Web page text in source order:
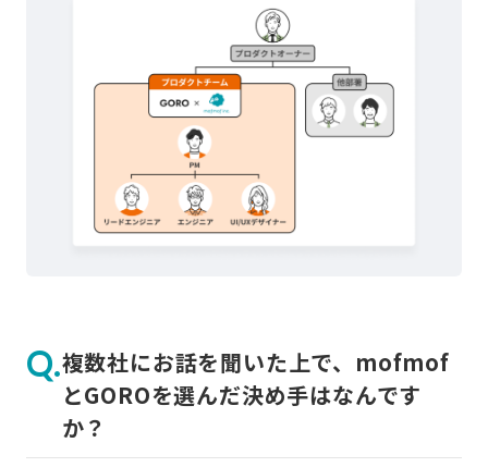
複数社にお話を聞いた上で、mofmof
とGOROを選んだ決め手はなんです
か？